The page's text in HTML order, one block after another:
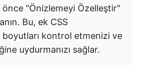
"Önizlemeyi Özelleştir"
Bu, ek CSS
kontrol etmenizi ve
uydurmanızı sağlar.